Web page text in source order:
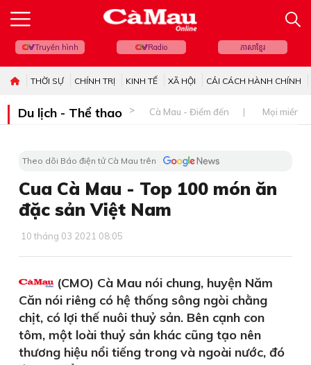
Truyền hình Radio ភាសាខ្មែរ
THỜI SỰ CHÍNH TRỊ KINH TẾ XÃ HỘI CẢI CÁCH HÀNH CHÍNH
Du lịch - Thể thao Cà Mau - Điểm đến Mọi miền
Theo dõi Báo điện tử Cà Mau trên
Cua Cà Mau - Top 100 món ăn
đặc sản Việt Nam
10 tháng 03 2021 08:05
(CMO) Cà Mau nói chung, huyện Năm
Căn nói riêng có hệ thống sông ngòi chằng
chịt, có lợi thế nuôi thuỷ sản. Bên cạnh con
tôm, một loài thuỷ sản khác cũng tạo nên
thương hiệu nổi tiếng trong và ngoài nước, đó